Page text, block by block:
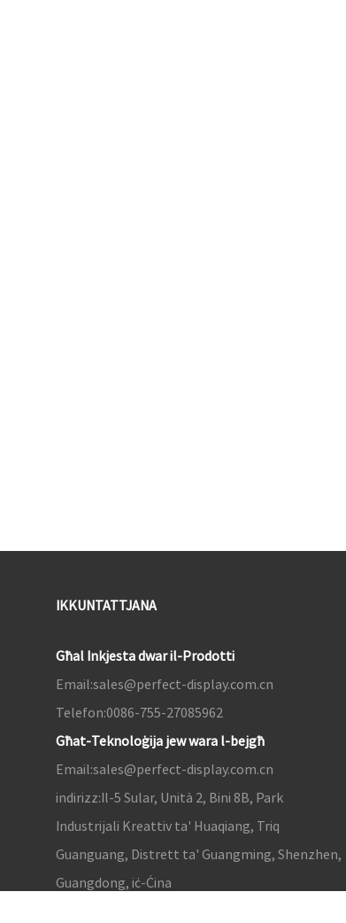
IKKUNTATTJANA
Għal Inkjesta dwar il-Prodotti
Email:sales@perfect-display.com.cn
Telefon:0086-755-27085962
Għat-Teknoloġija jew wara l-bejgħ
Email:sales@perfect-display.com.cn
indirizz:Il-5 Sular, Unità 2, Bini 8B, Park
Industrijali Kreattiv ta' Huaqiang, Triq
Guanguang, Distrett ta' Guangming, Shenzhen,
Guangdong, iċ-Ċina